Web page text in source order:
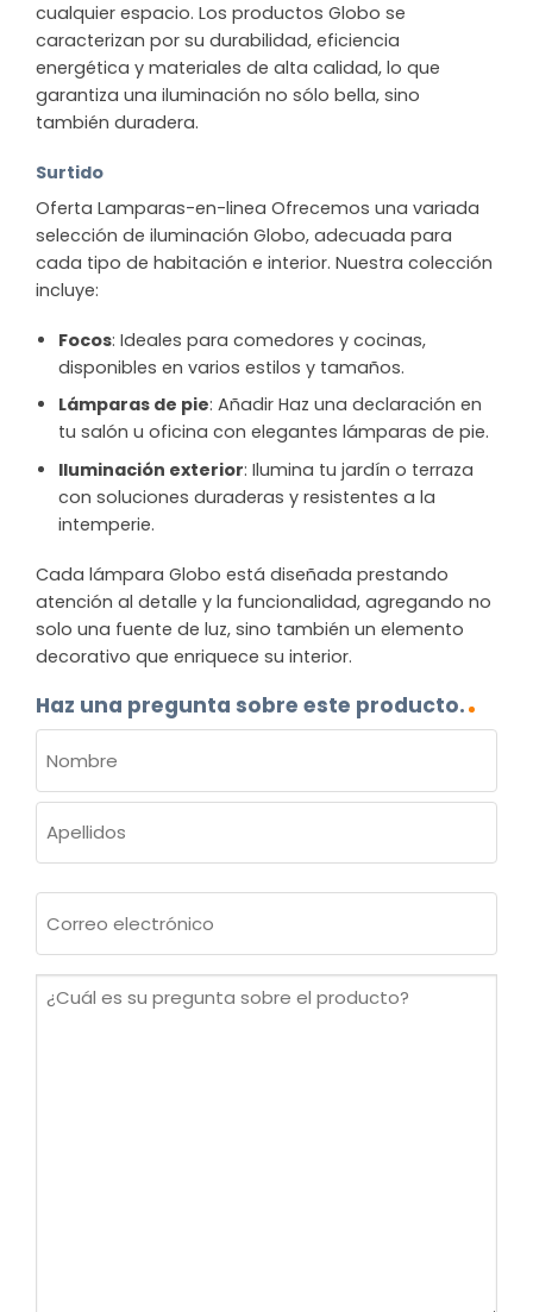
cualquier espacio. Los productos Globo se
caracterizan por su durabilidad, eficiencia
energética y materiales de alta calidad, lo que
garantiza una iluminación no sólo bella, sino
también duradera.
Surtido
Oferta Lamparas-en-linea Ofrecemos una variada
selección de iluminación Globo, adecuada para
cada tipo de habitación e interior. Nuestra colección
incluye:
Focos: Ideales para comedores y cocinas,
disponibles en varios estilos y tamaños.
Lámparas de pie: Añadir Haz una declaración en
tu salón u oficina con elegantes lámparas de pie.
Iluminación exterior: Ilumina tu jardín o terraza
con soluciones duraderas y resistentes a la
intemperie.
Cada lámpara Globo está diseñada prestando
atención al detalle y la funcionalidad, agregando no
solo una fuente de luz, sino también un elemento
decorativo que enriquece su interior.
Haz una pregunta sobre este producto.
(OBLIGATORIO)
Nombre
electrónico
¿Cuál